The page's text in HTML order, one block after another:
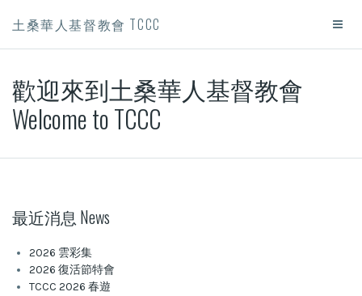
土桑華人基督教會 TCCC
歡迎來到土桑華人基督教會
Welcome to TCCC
最近消息 News
2026 雲彩集
2026 復活節特會
TCCC 2026 春遊